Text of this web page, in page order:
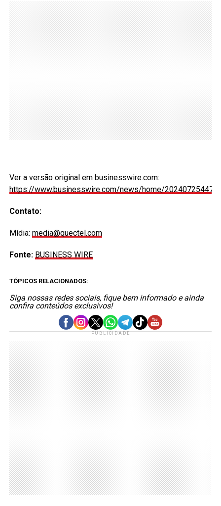
Ver a versão original em businesswire.com:
https://www.businesswire.com/news/home/
Contato:
Mídia: media@quectel.com
Fonte: BUSINESS WIRE
TÓPICOS RELACIONADOS:
Siga nossas redes sociais, fique bem informado e ainda
confira conteúdos exclusivos!
PUBLICIDADE